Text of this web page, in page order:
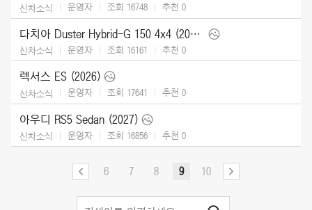
신차소식 운영자 조회 16748 추천 0
다치아 Duster Hybrid-G 150 4x4 (2026)
신차소식 운영자 조회 16161 추천 0
렉서스 ES (2026)
신차소식 운영자 조회 17641 추천 0
아우디 RS5 Sedan (2027)
신차소식 운영자 조회 16856 추천 0
6 7 8 9 10